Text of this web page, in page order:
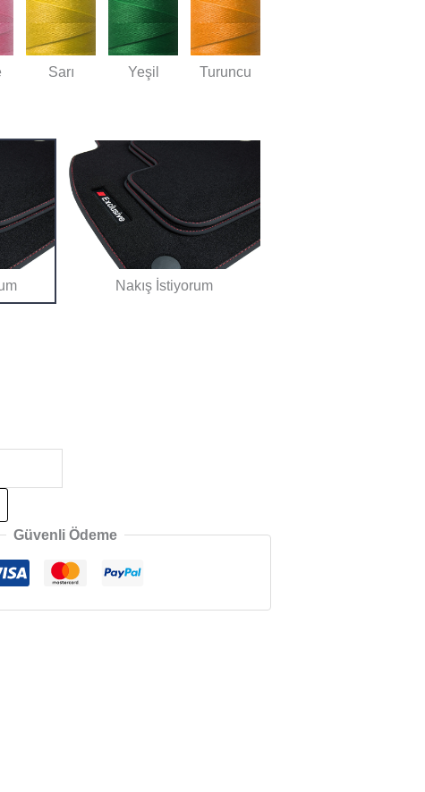
Sarı Yeşil Turuncu
Nakış İstiyorum
Güvenli Ödeme